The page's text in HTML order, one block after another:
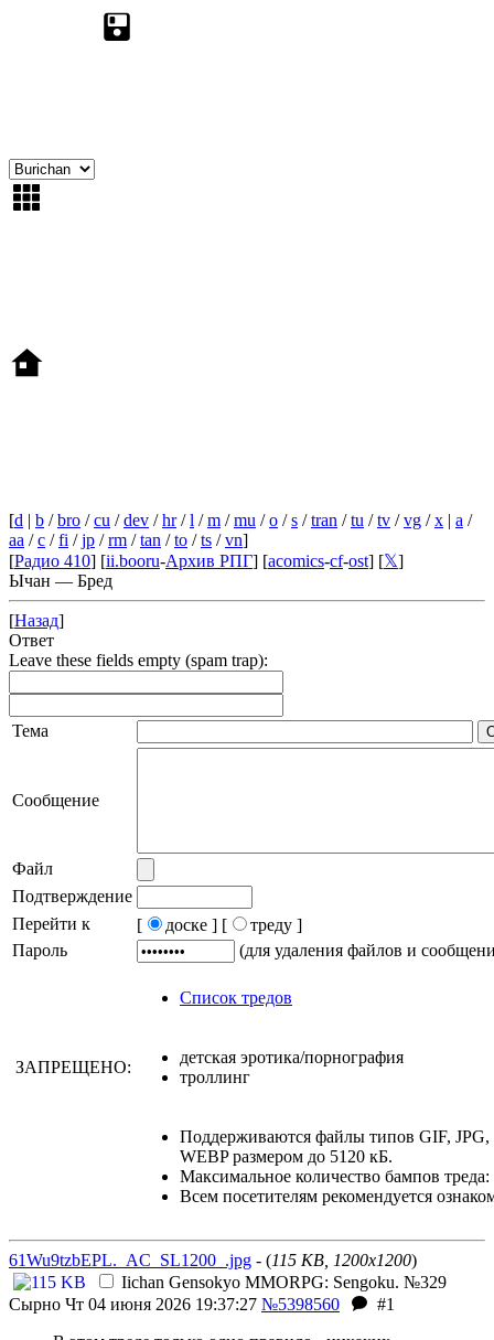
[d | b /bro /cu /dev /hr/l /m /mu /o /s /tran /tu /tv /vg /x | a /
aa /c /fi /jp /rm /tan /to /ts /vn]
[Радио 410] [ii.booru-Архив РПГ] [acomics-cf-ost] [𝕏]
Ычан — Бред
[Назад]
Ответ
Leave these fields empty (spam trap):
Тема
Сообщение
Файл
Подтверждение
Перейти к
[ доске ] [
треду ]
Пароль
(для удаления файлов и
Список тредов
ЗАПРЕЩЕНО:
детская эротика/порнография
троллинг
Поддерживаются файлы типов GIF,
WEBP размером до 5120 кБ.
Максимальное количество бампов треда:
Всем посетителям рекомендуется
61Wu9tzbEPL._AC_SL1200_.jpg - (115 KB, 1200x1200)
Iichan Gensokyo MMORPG: Sengoku. №329
Сырно Чт 04 июня 2026 19:37:27 №5398560
#1